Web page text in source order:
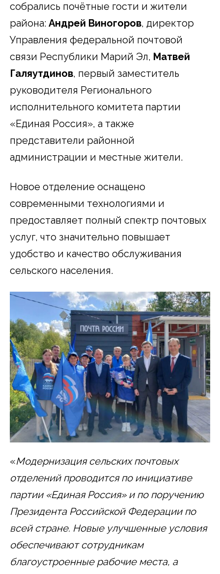
собрались почётные гости и жители
района: Андрей Виногоров, директор
Управления федеральной почтовой
связи Республики Марий Эл, Матвей
Галяутдинов, первый заместитель
руководителя Регионального
исполнительного комитета партии
«Единая Россия», а также
представители районной
администрации и местные жители.
Новое отделение оснащено
современными технологиями и
предоставляет полный спектр почтовых
услуг, что значительно повышает
удобство и качество обслуживания
сельского населения.
«Модернизация сельских почтовых
отделений проводится по инициативе
партии «Единая Россия» и по поручению
Президента Российской Федерации по
всей стране. Новые улучшенные условия
обеспечивают сотрудникам
благоустроенные рабочие места, а